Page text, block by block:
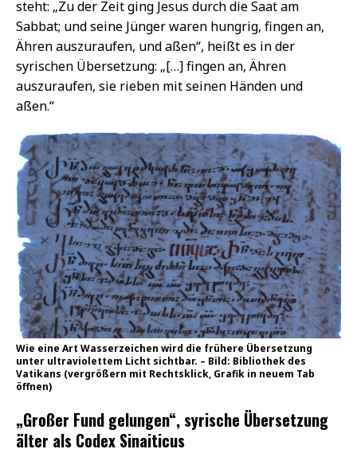
steht: „Zu der Zeit ging Jesus durch die Saat am
Sabbat; und seine Jünger waren hungrig, fingen an,
Ähren auszuraufen, und aßen“, heißt es in der
syrischen Übersetzung: „[…] fingen an, Ähren
auszuraufen, sie rieben mit seinen Händen und
aßen.“
Wie eine Art Wasserzeichen wird die frühere Übersetzung
unter ultraviolettem Licht sichtbar. – Bild: Bibliothek des
Vatikans (vergrößern mit Rechtsklick, Grafik in neuem Tab
öffnen)
„Großer Fund gelungen“, syrische Übersetzung
älter als Codex Sinaiticus